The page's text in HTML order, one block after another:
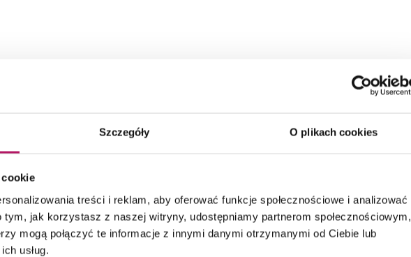
Szczegóły O plikach cookies
treści i reklam, aby oferować funkcje społecznościowe i analizować
jak korzystasz z naszej witryny, udostępniamy partnerom społecznościowym,
mogą połączyć te informacje z innymi danymi otrzymanymi od Ciebie lub
usług.